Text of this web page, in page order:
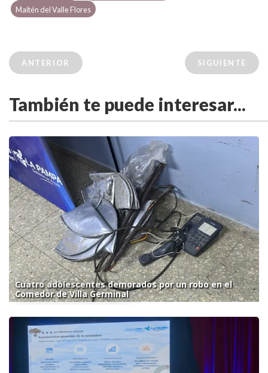
Maitén del Valle Flores
ANTERIOR SIGUIENTE
También te puede interesar...
Cuatro adolescentes demorados por un robo en el
Comedor de Villa Germinal